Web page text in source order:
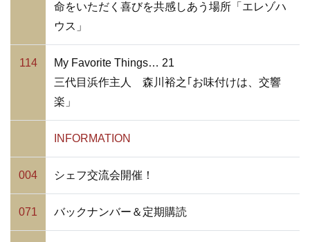
命をいただく喜びを共感しあう場所「エレゾハ
ウス」
114
My Favorite Things… 21
三代目浜作主人 森川裕之｢お味付けは、交響
楽」
INFORMATION
004 シェフ交流会開催！
071 バックナンバー＆定期購読